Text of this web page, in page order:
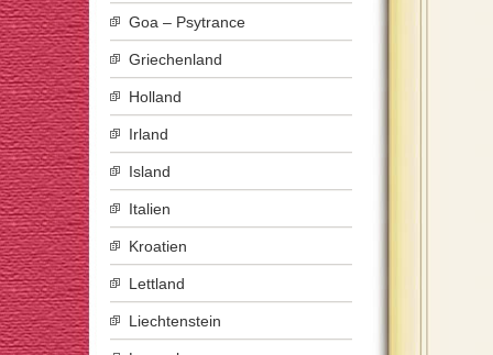
Goa – Psytrance
Griechenland
Holland
Irland
Island
Italien
Kroatien
Lettland
Liechtenstein